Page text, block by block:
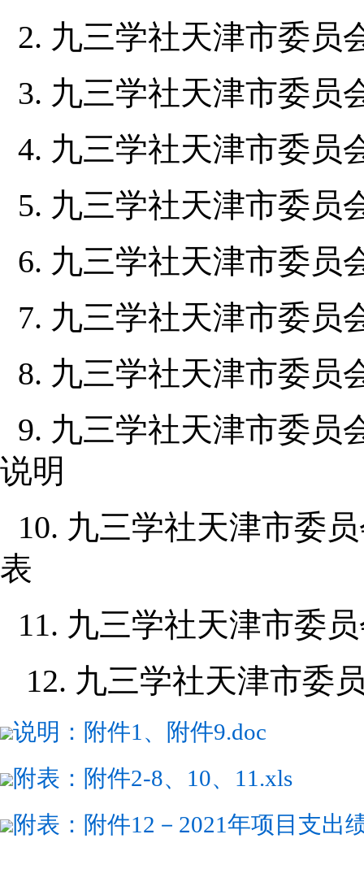
2. 九三学社天津市委员
3. 九三学社天津市委员
4. 九三学社天津市委员
5. 九三学社天津市委员
6. 九三学社天津市委员
7. 九三学社天津市委员
8. 九三学社天津市委员
9. 九三学社天津市委员
说明
10. 九三学社天津市委
表
11. 九三学社天津市委
12. 九三学社天津市委
说明：附件1、附件9.doc
附表：附件2-8、10、11.xls
附表：附件12－2021年项目支出